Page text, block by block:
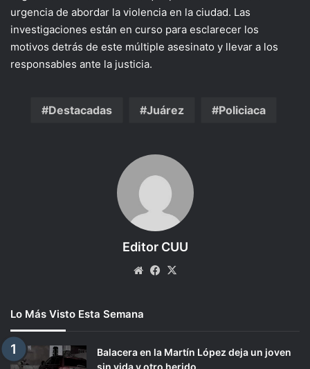
urgencia de abordar la violencia en la ciudad. Las
investigaciones están en curso para esclarecer los
motivos detrás de este múltiple asesinato y llevar a los
responsables ante la justicia.
Destacadas Juárez Policiaca
Editor CUU
WebsiteFacebook
Lo Más Visto Esta Semana
Balacera en la Martín López deja un joven